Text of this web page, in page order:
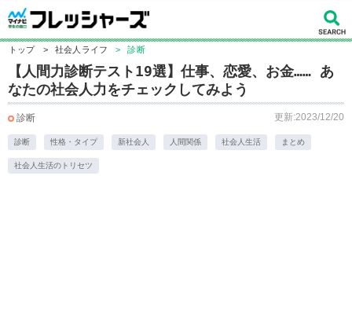
トップ > 社会人ライフ > 診断
【人間力診断テスト19選】仕事、恋愛、お金…… あ
なたの社会人力をチェックしてみよう
診断 更新:2023/12/20
診断 性格・タイプ 新社会人 人間関係 社会人生活 まとめ
社会人生活のトリセツ